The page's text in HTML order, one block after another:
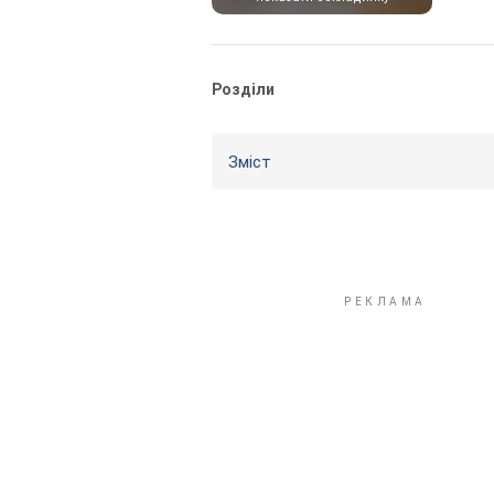
Розділи
Зміст